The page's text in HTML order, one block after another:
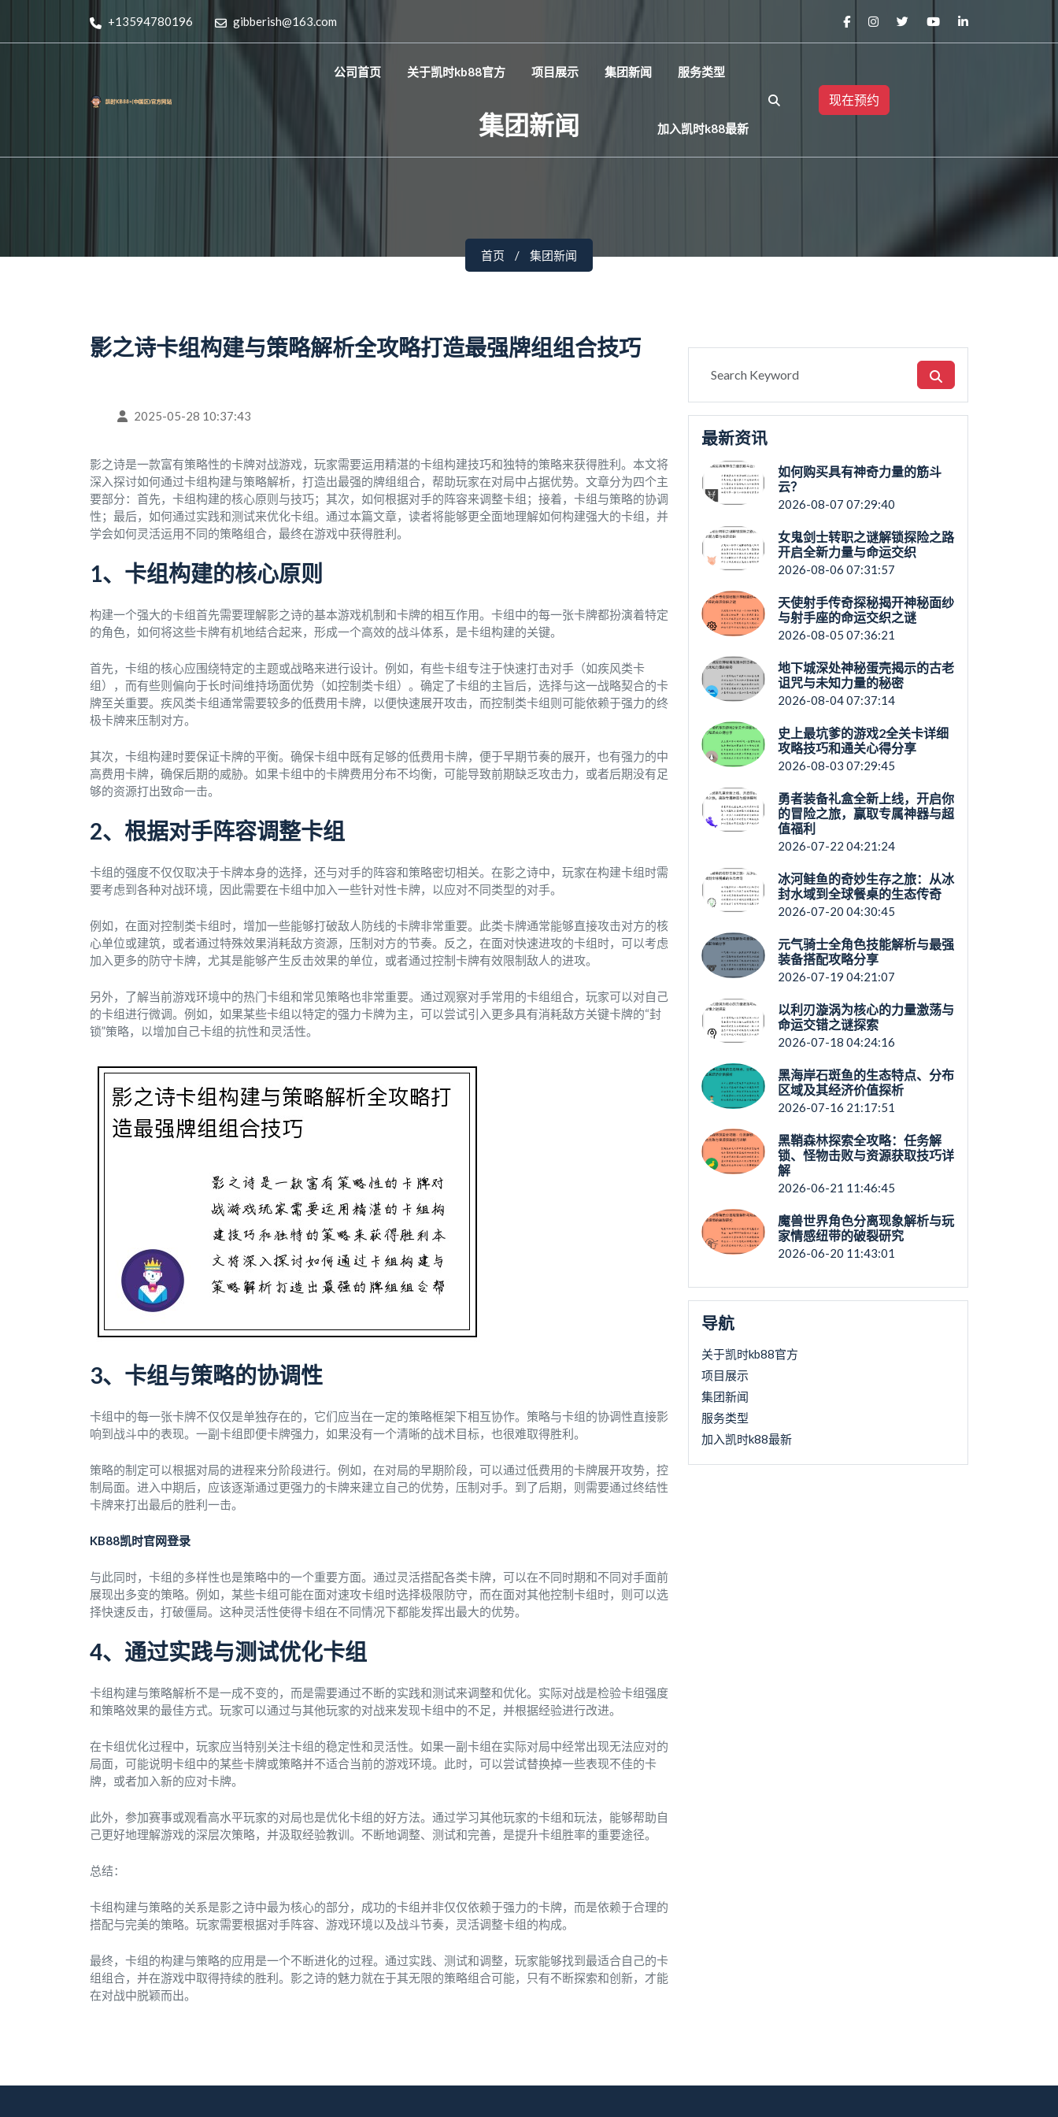
+13594780196 gibberish@163.com
公司首页 关于凯时kb88官方 项目展示 集团新闻 服务类型
加入凯时k88最新
现在预约
集团新闻
首页 集团新闻
影之诗卡组构建与策略解析全攻略打造最强牌组组合技巧
2025-05-28 10:37:43
影之诗是一款富有策略性的卡牌对战游戏，玩家需要运用精湛的卡组构建技巧和独特的策略来获得胜利。本文将
深入探讨如何通过卡组构建与策略解析，打造出最强的牌组组合，帮助玩家在对局中占据优势。文章分为四个主
要部分：首先，卡组构建的核心原则与技巧；其次，如何根据对手的阵容来调整卡组；接着，卡组与策略的协调
性；最后，如何通过实践和测试来优化卡组。通过本篇文章，读者将能够更全面地理解如何构建强大的卡组，并
学会如何灵活运用不同的策略组合，最终在游戏中获得胜利。
1、卡组构建的核心原则
构建一个强大的卡组首先需要理解影之诗的基本游戏机制和卡牌的相互作用。卡组中的每一张卡牌都扮演着特定
的角色，如何将这些卡牌有机地结合起来，形成一个高效的战斗体系，是卡组构建的关键。
首先，卡组的核心应围绕特定的主题或战略来进行设计。例如，有些卡组专注于快速打击对手（如疾风类卡
组），而有些则偏向于长时间维持场面优势（如控制类卡组）。确定了卡组的主旨后，选择与这一战略契合的卡
牌至关重要。疾风类卡组通常需要较多的低费用卡牌，以便快速展开攻击，而控制类卡组则可能依赖于强力的终
极卡牌来压制对方。
其次，卡组构建时要保证卡牌的平衡。确保卡组中既有足够的低费用卡牌，便于早期节奏的展开，也有强力的中
高费用卡牌，确保后期的威胁。如果卡组中的卡牌费用分布不均衡，可能导致前期缺乏攻击力，或者后期没有足
够的资源打出致命一击。
2、根据对手阵容调整卡组
卡组的强度不仅仅取决于卡牌本身的选择，还与对手的阵容和策略密切相关。在影之诗中，玩家在构建卡组时需
要考虑到各种对战环境，因此需要在卡组中加入一些针对性卡牌，以应对不同类型的对手。
例如，在面对控制类卡组时，增加一些能够打破敌人防线的卡牌非常重要。此类卡牌通常能够直接攻击对方的核
心单位或建筑，或者通过特殊效果消耗敌方资源，压制对方的节奏。反之，在面对快速进攻的卡组时，可以考虑
加入更多的防守卡牌，尤其是能够产生反击效果的单位，或者通过控制卡牌有效限制敌人的进攻。
另外，了解当前游戏环境中的热门卡组和常见策略也非常重要。通过观察对手常用的卡组组合，玩家可以对自己
的卡组进行微调。例如，如果某些卡组以特定的强力卡牌为主，可以尝试引入更多具有消耗敌方关键卡牌的“封
锁”策略，以增加自己卡组的抗性和灵活性。
3、卡组与策略的协调性
卡组中的每一张卡牌不仅仅是单独存在的，它们应当在一定的策略框架下相互协作。策略与卡组的协调性直接影
响到战斗中的表现。一副卡组即便卡牌强力，如果没有一个清晰的战术目标，也很难取得胜利。
策略的制定可以根据对局的进程来分阶段进行。例如，在对局的早期阶段，可以通过低费用的卡牌展开攻势，控
制局面。进入中期后，应该逐渐通过更强力的卡牌来建立自己的优势，压制对手。到了后期，则需要通过终结性
卡牌来打出最后的胜利一击。
KB88凯时官网登录
与此同时，卡组的多样性也是策略中的一个重要方面。通过灵活搭配各类卡牌，可以在不同时期和不同对手面前
展现出多变的策略。例如，某些卡组可能在面对速攻卡组时选择极限防守，而在面对其他控制卡组时，则可以选
择快速反击，打破僵局。这种灵活性使得卡组在不同情况下都能发挥出最大的优势。
4、通过实践与测试优化卡组
卡组构建与策略解析不是一成不变的，而是需要通过不断的实践和测试来调整和优化。实际对战是检验卡组强度
和策略效果的最佳方式。玩家可以通过与其他玩家的对战来发现卡组中的不足，并根据经验进行改进。
在卡组优化过程中，玩家应当特别关注卡组的稳定性和灵活性。如果一副卡组在实际对局中经常出现无法应对的
局面，可能说明卡组中的某些卡牌或策略并不适合当前的游戏环境。此时，可以尝试替换掉一些表现不佳的卡
牌，或者加入新的应对卡牌。
此外，参加赛事或观看高水平玩家的对局也是优化卡组的好方法。通过学习其他玩家的卡组和玩法，能够帮助自
己更好地理解游戏的深层次策略，并汲取经验教训。不断地调整、测试和完善，是提升卡组胜率的重要途径。
总结：
卡组构建与策略的关系是影之诗中最为核心的部分，成功的卡组并非仅仅依赖于强力的卡牌，而是依赖于合理的
搭配与完美的策略。玩家需要根据对手阵容、游戏环境以及战斗节奏，灵活调整卡组的构成。
最终，卡组的构建与策略的应用是一个不断进化的过程。通过实践、测试和调整，玩家能够找到最适合自己的卡
组组合，并在游戏中取得持续的胜利。影之诗的魅力就在于其无限的策略组合可能，只有不断探索和创新，才能
在对战中脱颖而出。
最新资讯
如何购买具有神奇力量的筋斗
云？
2026-08-07 07:29:40
女鬼剑士转职之谜解锁探险之路
开启全新力量与命运交织
2026-08-06 07:31:57
天使射手传奇探秘揭开神秘面纱
与射手座的命运交织之谜
2026-08-05 07:36:21
地下城深处神秘蛋壳揭示的古老
诅咒与未知力量的秘密
2026-08-04 07:37:14
史上最坑爹的游戏2全关卡详细
攻略技巧和通关心得分享
2026-08-03 07:29:45
勇者装备礼盒全新上线，开启你
的冒险之旅，赢取专属神器与超
值福利
2026-07-22 04:21:24
冰河鲑鱼的奇妙生存之旅：从冰
封水域到全球餐桌的生态传奇
2026-07-20 04:30:45
元气骑士全角色技能解析与最强
装备搭配攻略分享
2026-07-19 04:21:07
以利刃漩涡为核心的力量激荡与
命运交错之谜探索
2026-07-18 04:24:16
黑海岸石斑鱼的生态特点、分布
区域及其经济价值探析
2026-07-16 21:17:51
黑鞘森林探索全攻略：任务解
锁、怪物击败与资源获取技巧详
解
2026-06-21 11:46:45
魔兽世界角色分离现象解析与玩
家情感纽带的破裂研究
2026-06-20 11:43:01
导航
关于凯时kb88官方
项目展示
集团新闻
服务类型
加入凯时k88最新